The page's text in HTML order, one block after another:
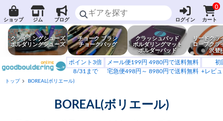
ショップ ジム ブログ ログイン
0
カート
クライミングシューズ
ボルダリングシューズ
チョーク ブラシ
チョークバッグ
クラッシュパッド
ボルダリングマット
ボルダーパッド
リードクラ
ロープクラ
沢登
ポイント3倍
8/31まで
メール便199円 4980円で送料無料
宅急便498円～ 8980円で送料無料
初
+レビ
トップ BOREAL(ボリエール)
BOREAL(ボリエール)